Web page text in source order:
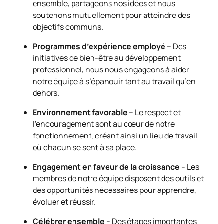
ensemble, partageons nos idées et nous
soutenons mutuellement pour atteindre des
objectifs communs.
Programmes d’expérience employé – Des
initiatives de bien-être au développement
professionnel, nous nous engageons à aider
notre équipe à s’épanouir tant au travail qu’en
dehors.
Environnement favorable – Le respect et
l’encouragement sont au cœur de notre
fonctionnement, créant ainsi un lieu de travail
où chacun se sent à sa place.
Engagement en faveur de la croissance – Les
membres de notre équipe disposent des outils et
des opportunités nécessaires pour apprendre,
évoluer et réussir.
Célébrer ensemble – Des étapes importantes